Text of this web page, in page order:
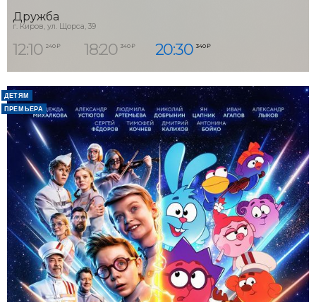
Дружба
г. Киров, ул. Щорса, 39
12:10 240 ₽ 18:20 340 ₽ 20:30 340 ₽
ДЕТЯМ
ПРЕМЬЕРА